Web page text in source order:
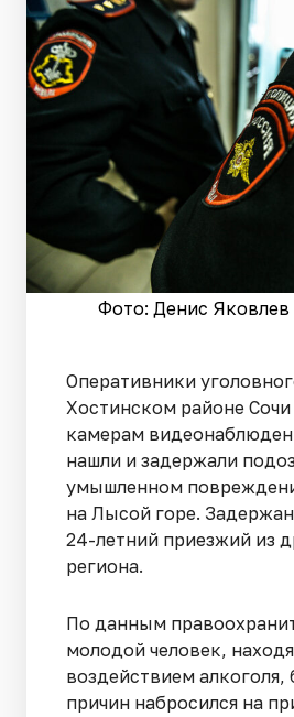
Фото: Денис
Оперативники
Хостинском районе Сочи
камерам
нашли и задержали
умышленном
на Лысой горе.
24-летний приезжий из
региона.
По данным
молодой человек,
воздействием
причин набросился на